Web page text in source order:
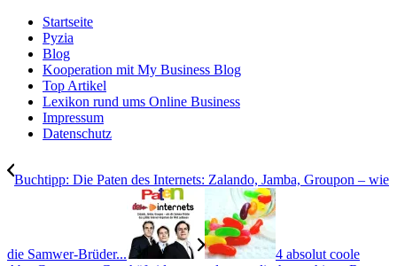
Startseite
Pyzia
Blog
Kooperation mit My Business Blog
Top Artikel
Lexikon rund ums Online Business
Impressum
Datenschutz
Buchtipp: Die Paten des Internets: Zalando, Jamba, Groupon – wie
die Samwer-Brüder...
4 absolut coole